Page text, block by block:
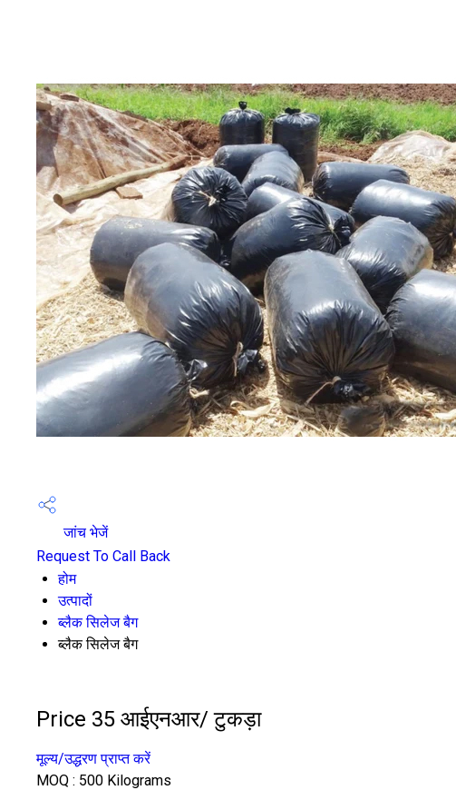
जांच भेजें
Request To Call Back
होम
उत्पादों
ब्लैक सिलेज बैग
ब्लैक सिलेज बैग
Price 35 आईएनआर/ टुकड़ा
मूल्य/उद्धरण प्राप्त करें
MOQ : 500 Kilograms